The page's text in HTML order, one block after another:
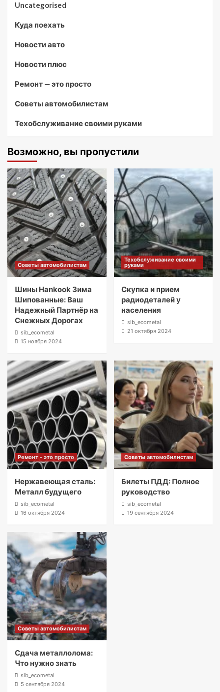
Uncategorised
Куда поехать
Новости авто
Новости плюс
Ремонт — это просто
Советы автомобилистам
Техобслуживание своими руками
Возможно, вы пропустили
Советы автомобилистам
Шины Hankook Зима
Шипованные: Ваш
Надежный Партнёр на
Снежных Дорогах
sib_ecometal
15 ноября 2024
Техобслуживание своими
руками
Скупка и прием
радиодеталей у
населения
sib_ecometal
21 октября 2024
Ремонт - это просто
Нержавеющая сталь:
Металл будущего
sib_ecometal
16 октября 2024
Советы автомобилистам
Билеты ПДД: Полное
руководство
sib_ecometal
19 сентября 2024
Советы автомобилистам
Сдача металлолома:
Что нужно знать
sib_ecometal
5 сентября 2024